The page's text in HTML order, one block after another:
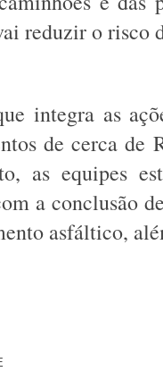
reduzir o risco
integra as
de cerca de
as equipes
a conclusão
asfáltico,